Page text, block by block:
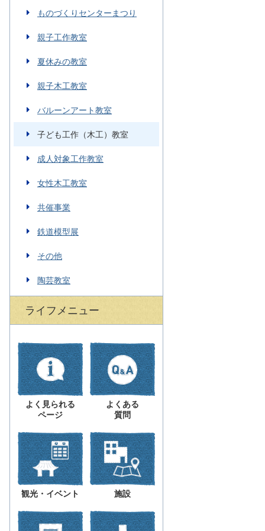
ものづくりセンターまつり
親子工作教室
夏休みの教室
親子木工教室
バルーンアート教室
子ども工作（木工）教室
成人対象工作教室
女性木工教室
共催事業
鉄道模型展
その他
陶芸教室
ライフメニュー
よく見られる
ページ
よくある
質問
観光・イベント 施設